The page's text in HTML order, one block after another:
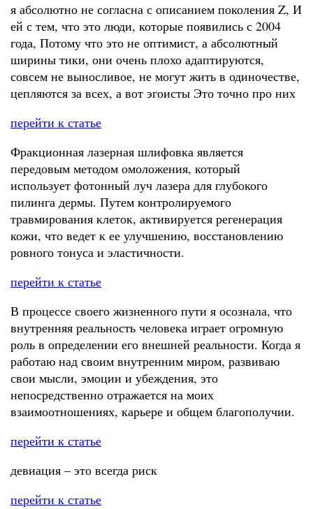
я абсолютно не согласна с описанием поколения Z, И
ей с тем, что это люди, которые появились с 2004
года, Потому что это не оптимист, а абсолютный
ширины тики, они очень плохо адаптируются,
совсем не выносливое, не могут жить в одиночестве,
цепляются за всех, а вот эгоисты Это точно про них
перейти к статье
Фракционная лазерная шлифовка является
передовым методом омоложения, который
использует фотонный луч лазера для глубокого
пилинга дермы. Путем контролируемого
травмирования клеток, активируется регенерация
кожи, что ведет к ее улучшению, восстановлению
ровного тонуса и эластичности.
перейти к статье
В процессе своего жизненного пути я осознала, что
внутренняя реальность человека играет огромную
роль в определении его внешней реальности. Когда я
работаю над своим внутренним миром, развиваю
свои мысли, эмоции и убеждения, это
непосредственно отражается на моих
взаимоотношениях, карьере и общем благополучии.
перейти к статье
девиация – это всегда риск
перейти к статье